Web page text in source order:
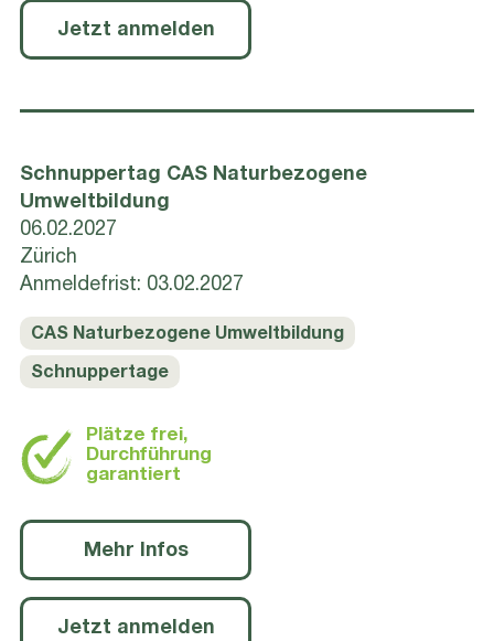
Jetzt anmelden
Schnuppertag CAS Naturbezogene
Umweltbildung
06.02.2027
Zürich
Anmeldefrist: 03.02.2027
CAS Naturbezogene Umweltbildung
Schnuppertage
Plätze frei,
Durchführung
garantiert
Mehr Infos
Jetzt anmelden